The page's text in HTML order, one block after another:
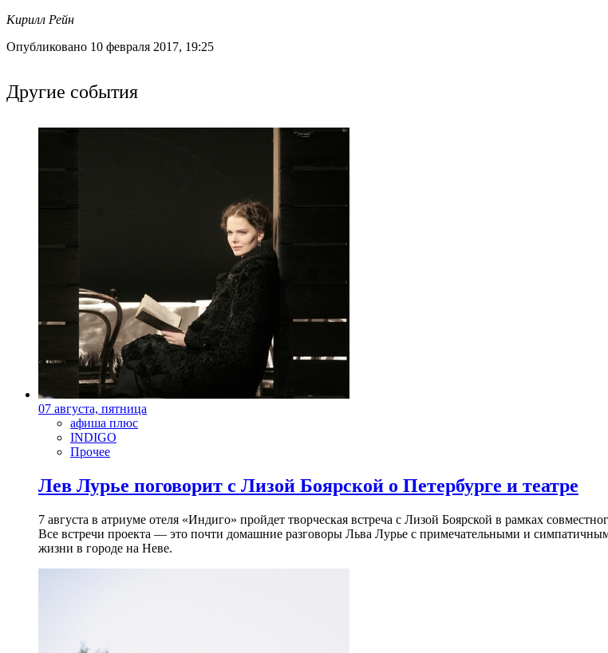
Кирилл Рейн
Опубликовано 10 февраля 2017, 19:25
Другие события
07 августа, пятница
афиша плюс
INDIGO
Прочее
Лев Лурье поговорит с Лизой Боярской о Петербурге и театре
7 августа в атриуме отеля «Индиго» пройдет творческая встреча с Лизой Боярской в рамках
Все встречи проекта — это почти домашние разговоры Льва Лурье с примечательными и
жизни в городе на Неве.